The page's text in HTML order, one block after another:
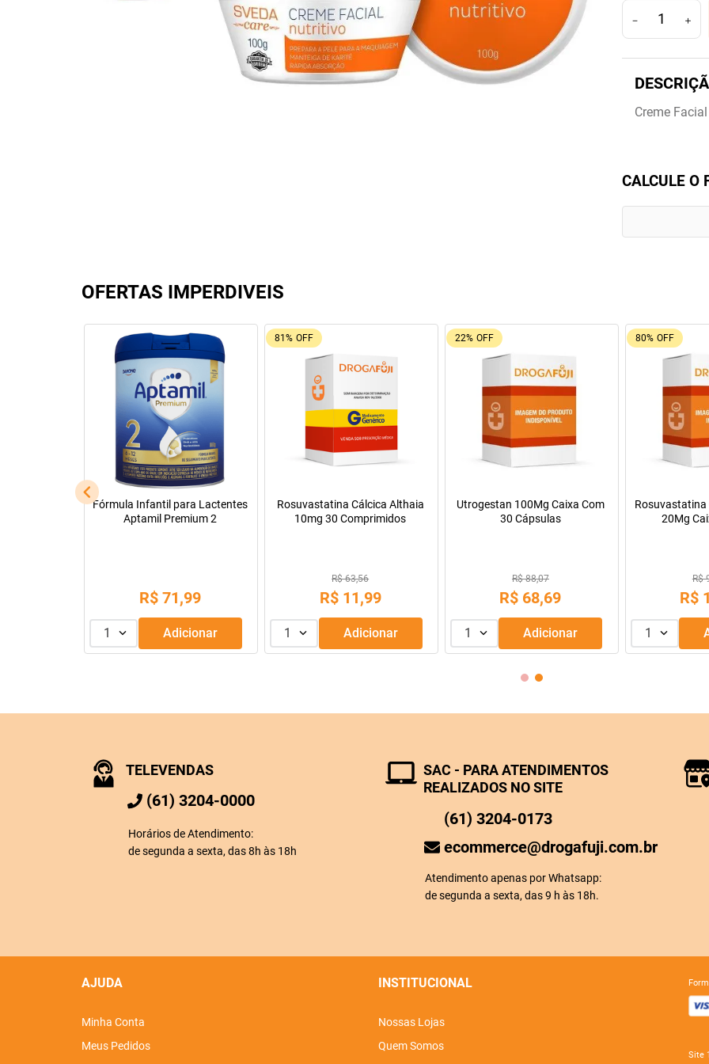
＋
－
Creme
CALCULE O
OFERTAS IMPERDIVEIS
OFF
Tadalafila Ems 5mg 30
comprimidos revestidos
R$ 9,99
1 Adicionar
26% OFF
Leve + Pague -
Pregomin Fórmula Infantil para
Lactentes Pepti 400g
R$ 169,99
ou3x de R$ 56,66
1 Adicionar
9% OFF
Oferta do Mês
Máscara de Tratamento Lola
Cosmetics Morte Súbita 450g
R$ 43,99
R$ 39,99
1 Adicionar
Manitol 20%
R$
1
TELEVENDAS
(61) 3204-0000
Horários de Atendimento:
de segunda a sexta, das 8h às 18h
SAC - PARA ATENDIMENTOS
REALIZADOS NO SITE
(61) 3204-0173
ecommerce@drogafuji.com.br
Atendimento apenas por Whatsapp:
de segunda a sexta, das 9 h às 18h.
AJUDA
Minha Conta
Meus Pedidos
INSTITUCIONAL
Nossas Lojas
Quem Somos
site